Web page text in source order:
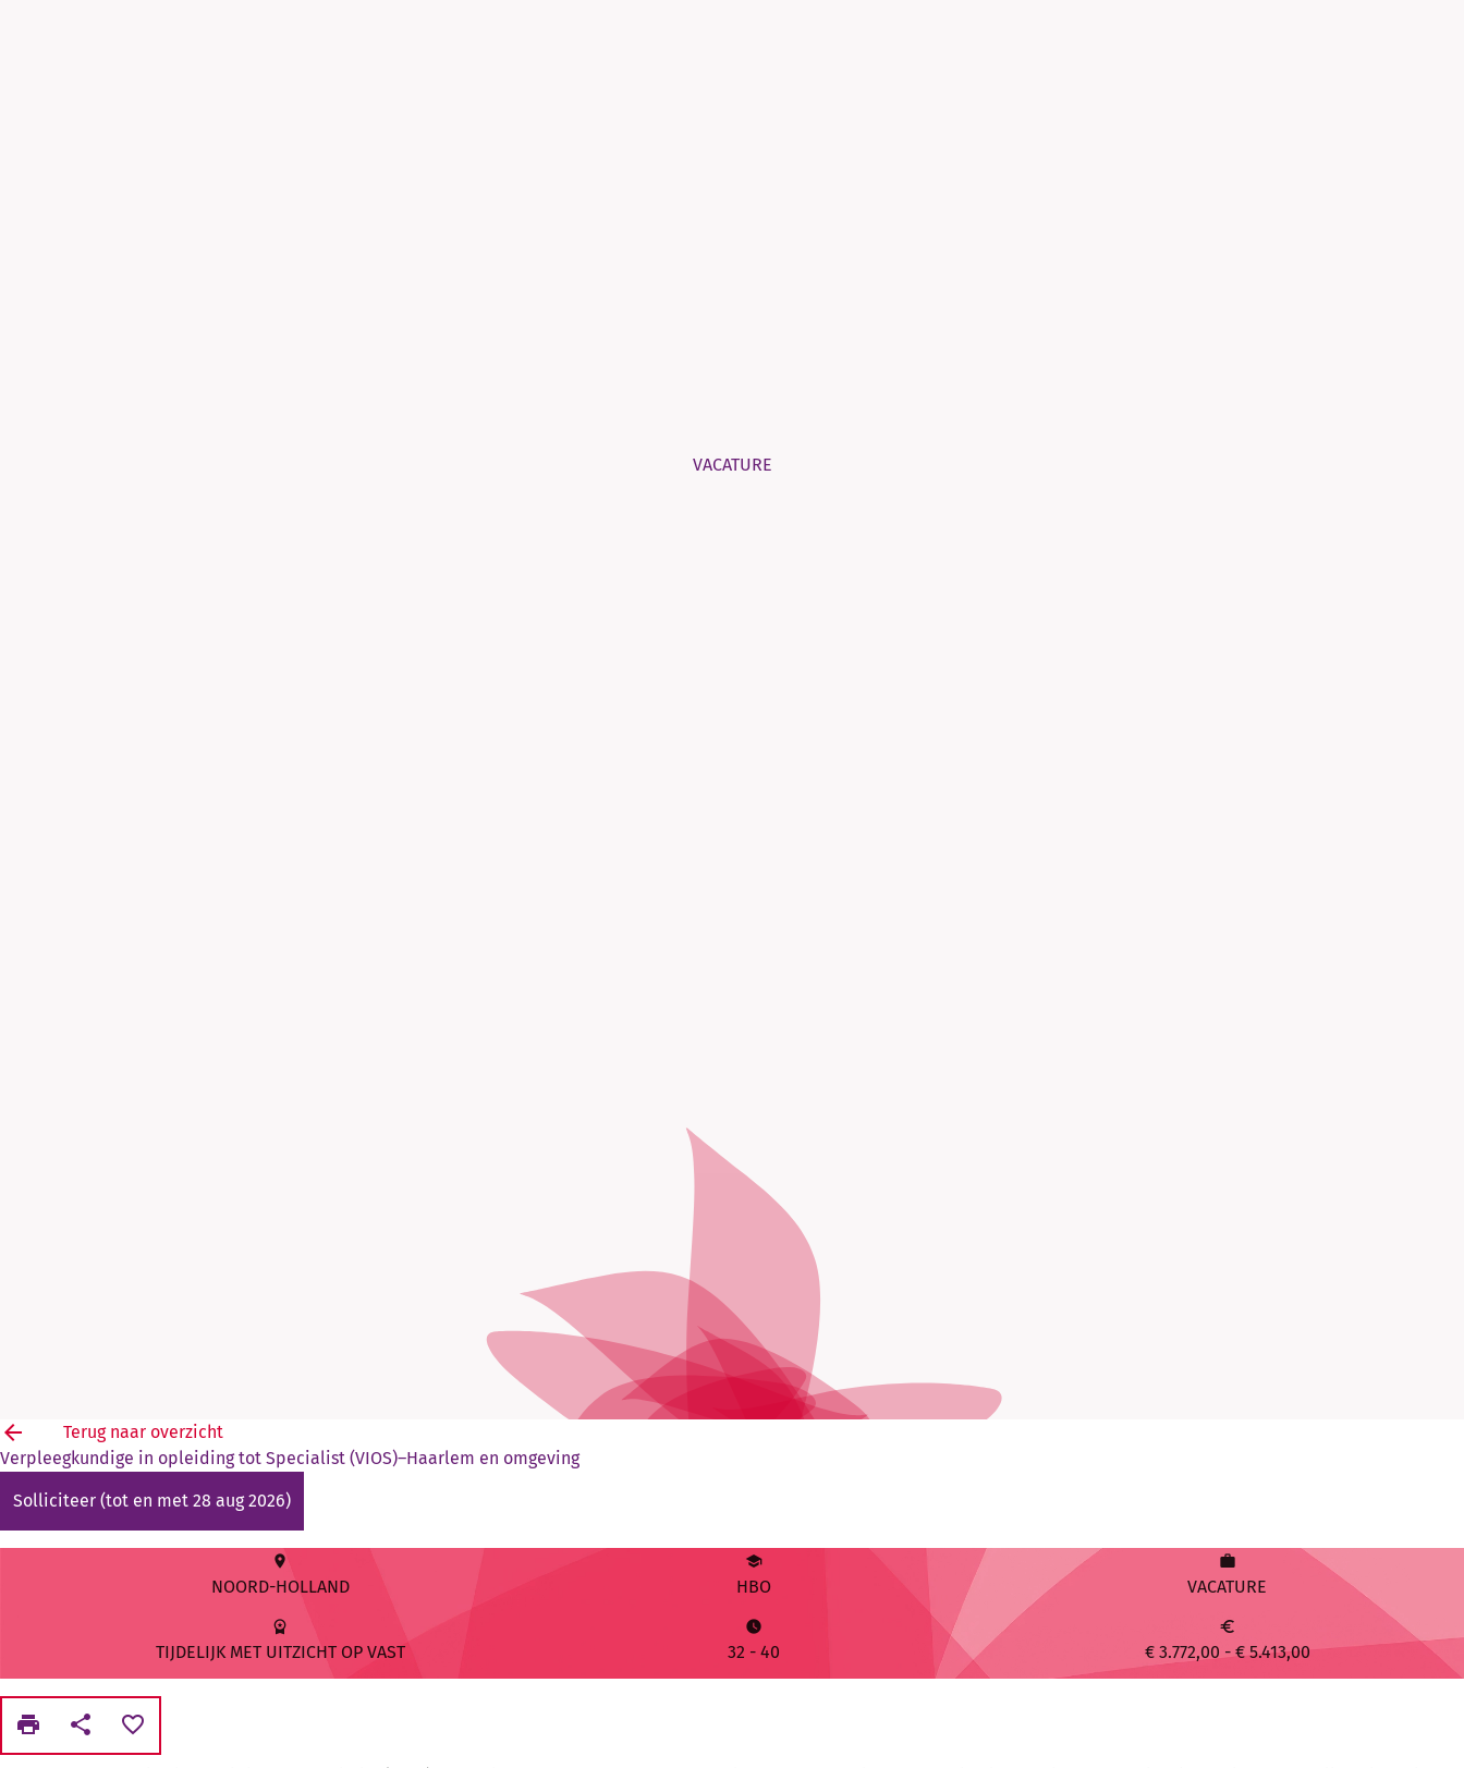
VACATURE
arrow_back
Terug naar overzicht
Verpleegkundige in opleiding tot Specialist (VIOS)–Haarlem en omgeving
Solliciteer (tot en met 28 aug 2026)
place
NOORD-HOLLAND
school
HBO
work
VACATURE
workspace_premium
TIJDELIJK MET UITZICHT OP VAST
watch_later
32 - 40
euro
€ 3.772,00 - € 5.413,00
print share favorite_border